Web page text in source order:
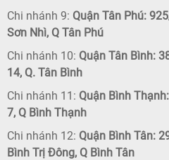
Chi nhánh 9: Quận Tân Phú:
Sơn Nhì, Q Tân Phú
Chi nhánh 10: Quận Tân Bình:
14, Q. Tân Bình
Chi nhánh 11: Quận Bình
7, Q Bình Thạnh
Chi nhánh 12: Quận Bình Tân:
Bình Trị Đông, Q Bình Tân